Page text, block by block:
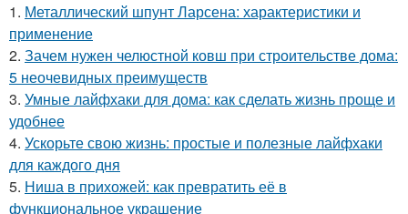
1. Металлический шпунт Ларсена: характеристики и
применение
2. Зачем нужен челюстной ковш при строительстве дома:
5 неочевидных преимуществ
3. Умные лайфхаки для дома: как сделать жизнь проще и
удобнее
4. Ускорьте свою жизнь: простые и полезные лайфхаки
для каждого дня
5. Ниша в прихожей: как превратить её в
функциональное украшение